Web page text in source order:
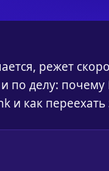
режет
по делу:
и как